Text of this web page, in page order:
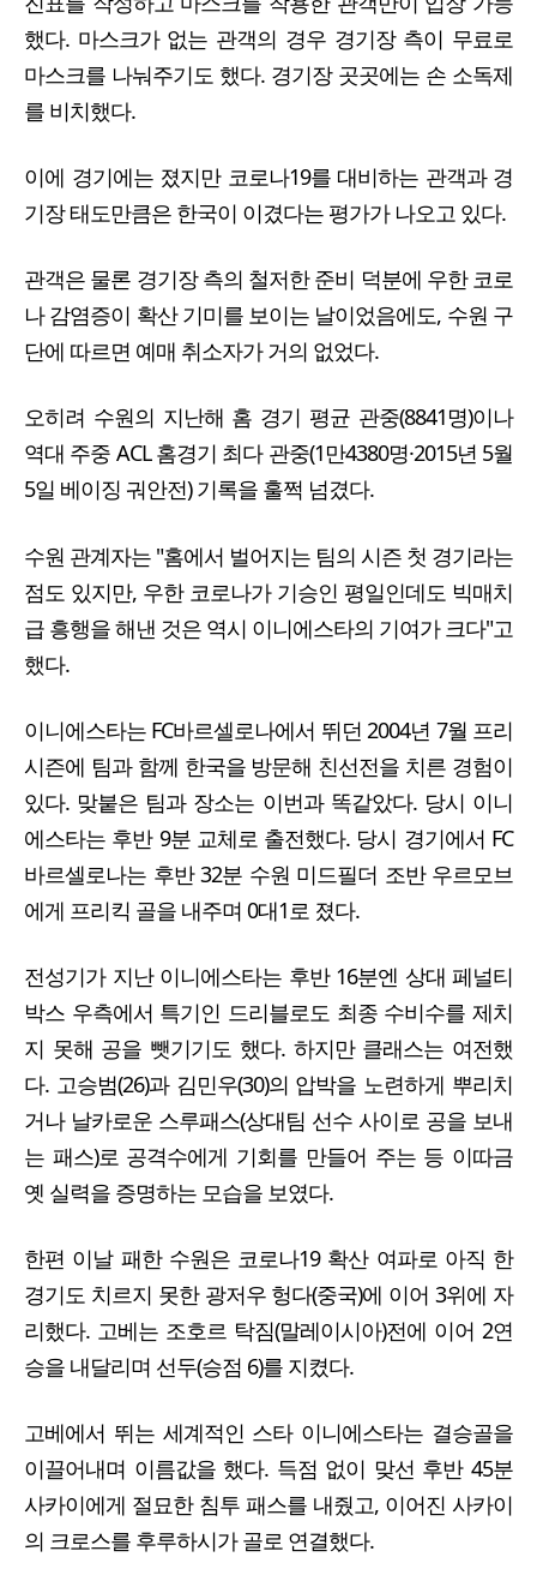
했다. 마스크가 없는 관객의 경우 경기장 측이 무료로
마스크를 나눠주기도 했다. 경기장 곳곳에는 손 소독제
를 비치했다.
이에 경기에는 졌지만 코로나19를 대비하는 관객과 경
기장 태도만큼은 한국이 이겼다는 평가가 나오고 있다.
관객은 물론 경기장 측의 철저한 준비 덕분에 우한 코로
나 감염증이 확산 기미를 보이는 날이었음에도, 수원 구
단에 따르면 예매 취소자가 거의 없었다.
오히려 수원의 지난해 홈 경기 평균 관중(8841명)이나
역대 주중 ACL 홈경기 최다 관중(1만4380명·2015년 5월
5일 베이징 궈안전) 기록을 훌쩍 넘겼다.
수원 관계자는 "홈에서 벌어지는 팀의 시즌 첫 경기라는
점도 있지만, 우한 코로나가 기승인 평일인데도 빅매치
급 흥행을 해낸 것은 역시 이니에스타의 기여가 크다"고
했다.
이니에스타는 FC바르셀로나에서 뛰던 2004년 7월 프리
시즌에 팀과 함께 한국을 방문해 친선전을 치른 경험이
있다. 맞붙은 팀과 장소는 이번과 똑같았다. 당시 이니
에스타는 후반 9분 교체로 출전했다. 당시 경기에서 FC
바르셀로나는 후반 32분 수원 미드필더 조반 우르모브
에게 프리킥 골을 내주며 0대1로 졌다.
전성기가 지난 이니에스타는 후반 16분엔 상대 페널티
박스 우측에서 특기인 드리블로도 최종 수비수를 제치
지 못해 공을 뺏기기도 했다. 하지만 클래스는 여전했
다. 고승범(26)과 김민우(30)의 압박을 노련하게 뿌리치
거나 날카로운 스루패스(상대팀 선수 사이로 공을 보내
는 패스)로 공격수에게 기회를 만들어 주는 등 이따금
옛 실력을 증명하는 모습을 보였다.
한편 이날 패한 수원은 코로나19 확산 여파로 아직 한
경기도 치르지 못한 광저우 헝다(중국)에 이어 3위에 자
리했다. 고베는 조호르 탁짐(말레이시아)전에 이어 2연
승을 내달리며 선두(승점 6)를 지켰다.
고베에서 뛰는 세계적인 스타 이니에스타는 결승골을
이끌어내며 이름값을 했다. 득점 없이 맞선 후반 45분
사카이에게 절묘한 침투 패스를 내줬고, 이어진 사카이
의 크로스를 후루하시가 골로 연결했다.